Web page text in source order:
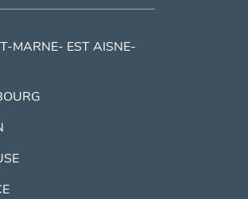
MARNE- EST AISNE-